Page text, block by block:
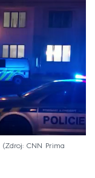
Zdroj: CNN Prima